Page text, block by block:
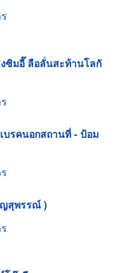
งซิมอี๊ ลือลั่นสะท้านโลกั
บรคนอกสถานที่ - ป้อม
สุพรรณ์ )